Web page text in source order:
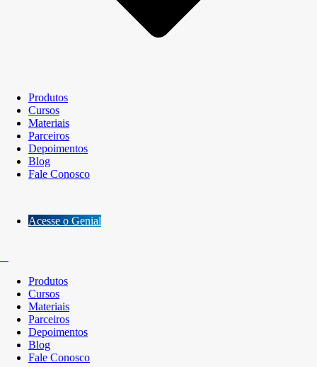
Produtos
Cursos
Materiais
Parceiros
Depoimentos
Blog
Fale Conosco
Acesse o Genial
Produtos
Cursos
Materiais
Parceiros
Depoimentos
Blog
Fale Conosco